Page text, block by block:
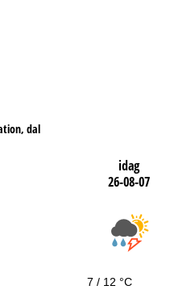
dal
idag
26-08-07
7 / 12 °C